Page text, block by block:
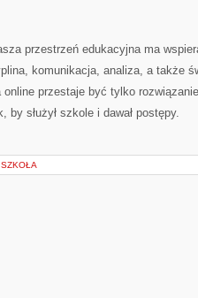
przestrzeń edukacyjna ma
komunikacja, analiza, a także
przestaje być tylko
by służył szkole i dawał postępy.